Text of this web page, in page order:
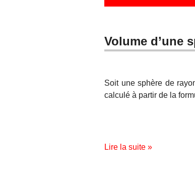
Volume d’une
Soit une sphère de
calculé à partir de la
Lire la suite »